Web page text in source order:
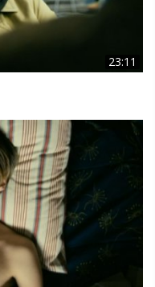
23:11